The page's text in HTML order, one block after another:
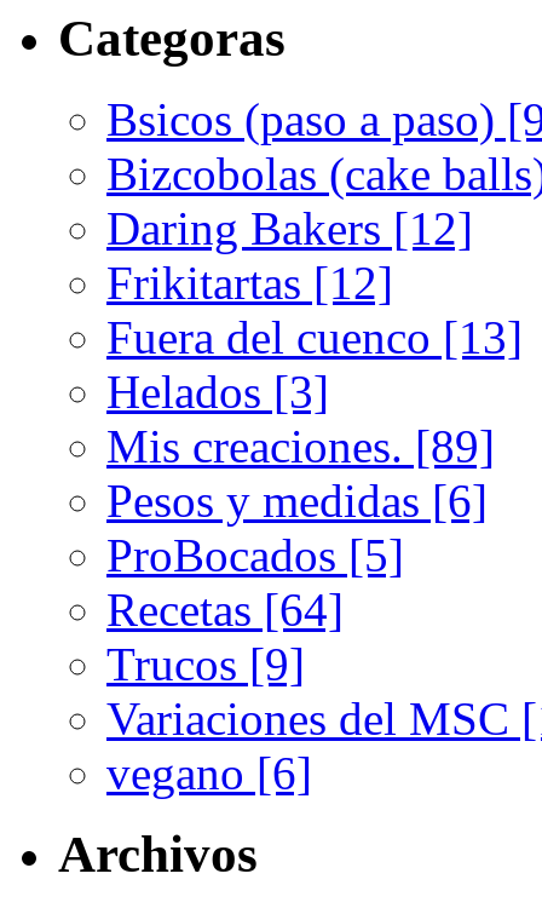
Categoras
Bsicos (paso a paso)
Bizcobolas (cake
Daring Bakers [12]
Frikitartas [12]
Fuera del cuenco [13]
Helados [3]
Mis creaciones. [89]
Pesos y medidas [6]
ProBocados [5]
Recetas [64]
Trucos [9]
Variaciones del MSC
vegano [6]
Archivos